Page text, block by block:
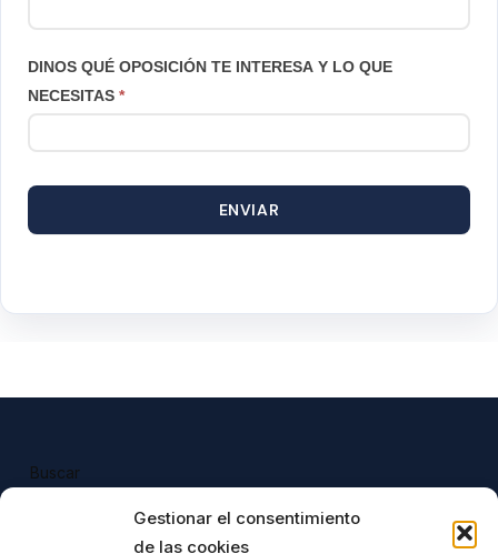
Gestionar el consentimiento
de las cookies
DINOS QUÉ OPOSICIÓN TE INTERESA Y LO QUE
NECESITAS *
ENVIAR
Buscar